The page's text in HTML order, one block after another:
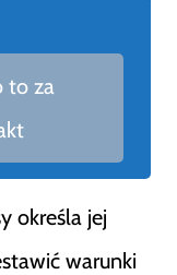
to za
określa jej
warunki